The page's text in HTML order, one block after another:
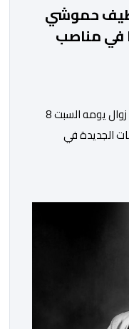
اللطيف حموشي
جديدا في مناصب
أعلنت المديرية العامة للأمن الوطني، زوال يومه السبت 8
الجديدة في
جرير وطنجة وأصيلة،
دماء جديدة
[…]